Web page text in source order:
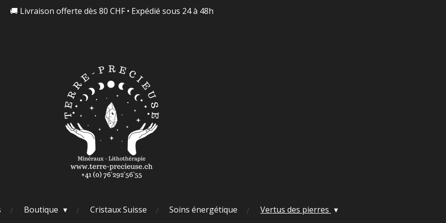
🚚 Livraison offerte dès 80 CHF • Expédié sous 24 à 48h
Boutique Cristaux Suisse Soins énergétique
Vertus des pierres